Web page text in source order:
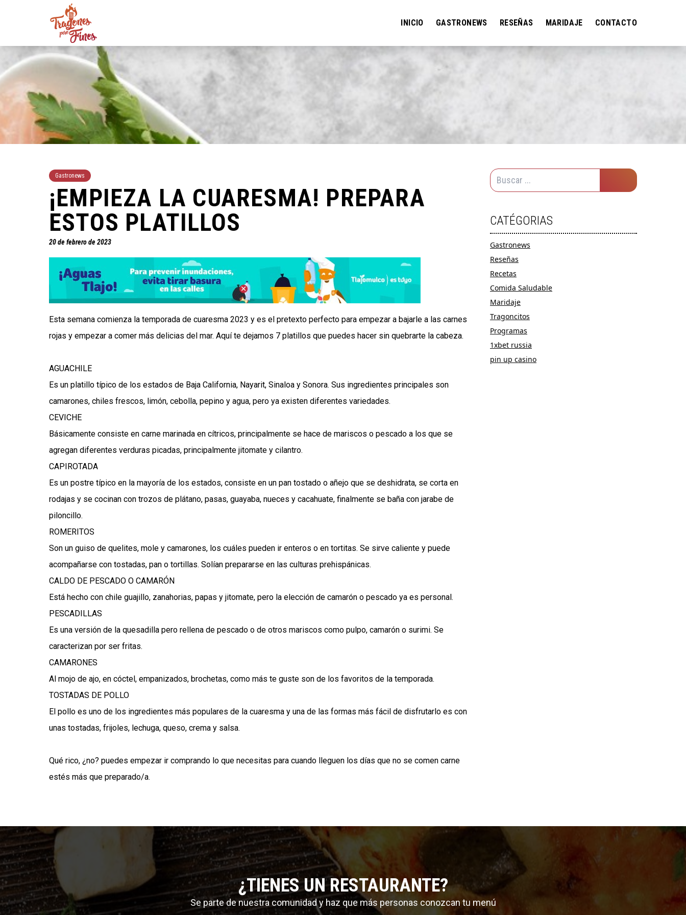
INICIO GASTRONEWS RESEÑAS MARIDAJE CONTACTO
Gastronews
¡EMPIEZA LA CUARESMA! PREPARA
ESTOS PLATILLOS
20 de febrero de 2023
Esta semana comienza la temporada de cuaresma 2023 y es el pretexto perfecto para empezar a bajarle a las carnes
rojas y empezar a comer más delicias del mar. Aquí te dejamos 7 platillos que puedes hacer sin quebrarte la cabeza.
AGUACHILE
Es un platillo típico de los estados de Baja California, Nayarit, Sinaloa y Sonora. Sus ingredientes principales son
camarones, chiles frescos, limón, cebolla, pepino y agua, pero ya existen diferentes variedades.
CEVICHE
Básicamente consiste en carne marinada en cítricos, principalmente se hace de mariscos o pescado a los que se
agregan diferentes verduras picadas, principalmente jitomate y cilantro.
CAPIROTADA
Es un postre típico en la mayoría de los estados, consiste en un pan tostado o añejo que se deshidrata, se corta en
rodajas y se cocinan con trozos de plátano, pasas, guayaba, nueces y cacahuate, finalmente se baña con jarabe de
piloncillo.
ROMERITOS
Son un guiso de quelites, mole y camarones, los cuáles pueden ir enteros o en tortitas. Se sirve caliente y puede
acompañarse con tostadas, pan o tortillas. Solían prepararse en las culturas prehispánicas.
CALDO DE PESCADO O CAMARÓN
Está hecho con chile guajillo, zanahorias, papas y jitomate, pero la elección de camarón o pescado ya es personal.
PESCADILLAS
Es una versión de la quesadilla pero rellena de pescado o de otros mariscos como pulpo, camarón o surimi. Se
caracterizan por ser fritas.
CAMARONES
Al mojo de ajo, en cóctel, empanizados, brochetas, como más te guste son de los favoritos de la temporada.
TOSTADAS DE POLLO
El pollo es uno de los ingredientes más populares de la cuaresma y una de las formas más fácil de disfrutarlo es con
unas tostadas, frijoles, lechuga, queso, crema y salsa.
Qué rico, ¿no? puedes empezar ir comprando lo que necesitas para cuando lleguen los días que no se comen carne
estés más que preparado/a.
CATÉGORIAS
Gastronews
Reseñas
Recetas
Comida Saludable
Maridaje
Tragoncitos
Programas
1xbet russia
pin up casino
¿TIENES UN RESTAURANTE?
Se parte de nuestra comunidad y haz que más personas conozcan tu menú